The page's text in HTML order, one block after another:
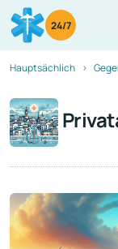
24/7
Hauptsächlich